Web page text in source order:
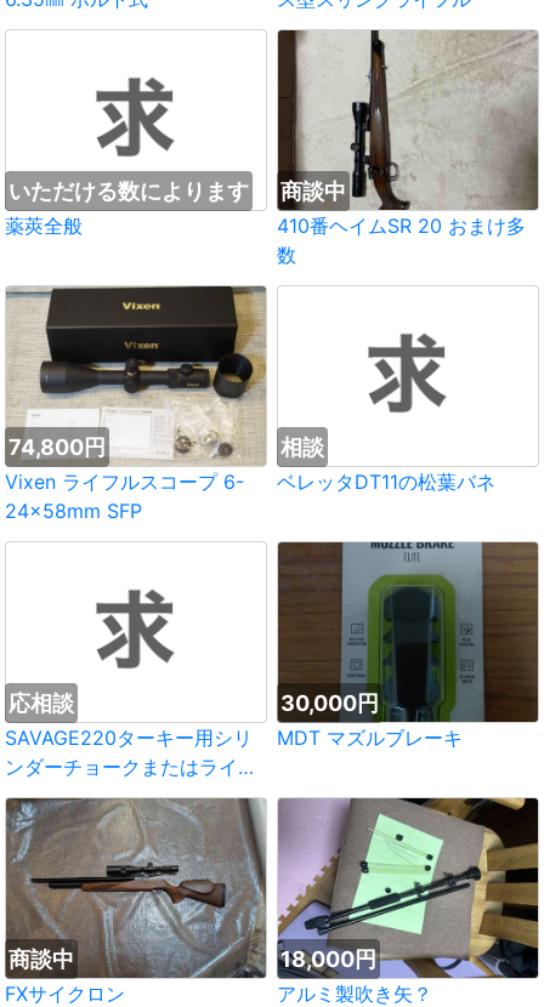
いただける数によります
薬莢全般
商談中
410番ヘイムSR 20 おまけ多
数
74,800円
Vixen ライフルスコープ 6-
24×58mm SFP
相談
ベレッタDT11の松葉バネ
応相談
SAVAGE220ターキー用シリ
ンダーチョークまたはライフ
リングチョー
30,000円
MDT マズルブレーキ
商談中
FXサイクロン
18,000円
アルミ製吹き矢？